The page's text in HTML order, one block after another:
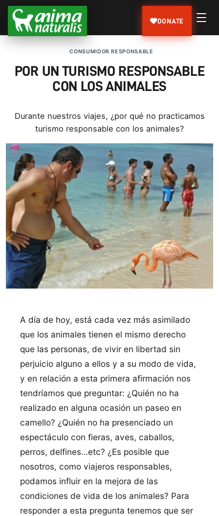
DONATE
CONSUMIDOR RESPONSABLE
POR UN TURISMO RESPONSABLE
CON LOS ANIMALES
Durante nuestros viajes, ¿por qué no practicamos
turismo responsable con los animales?
A día de hoy, está cada vez más asimilado
que los animales tienen el mismo derecho
que las personas, de vivir en libertad sin
perjuicio alguno a ellos y a su modo de vida,
y en relación a esta primera afirmación nos
tendríamos que preguntar: ¿Quién no ha
realizado en alguna ocasión un paseo en
camello? ¿Quién no ha presenciado un
espectáculo con fieras, aves, caballos,
perros, delfines…etc? ¿Es posible que
nosotros, como viajeros responsables,
podamos influir en la mejora de las
condiciones de vida de los animales? Para
responder a esta pregunta tenemos que ser